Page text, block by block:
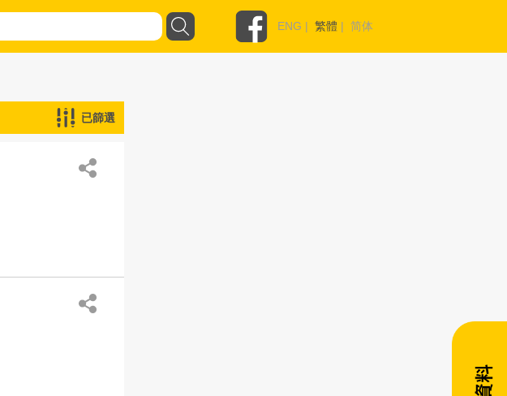
ENG | 繁體 | 简体
已篩選